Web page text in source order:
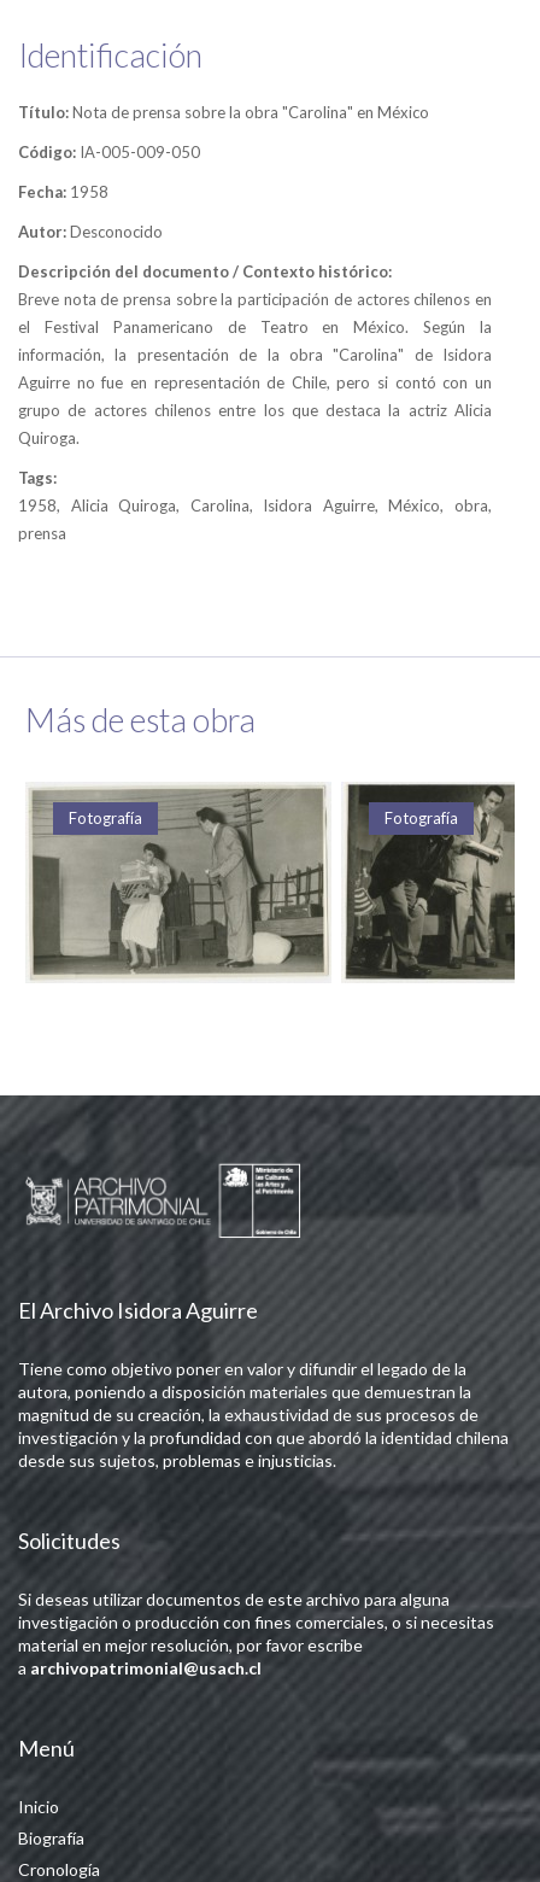
Identificación
Título:Nota de prensa sobre la obra "Carolina" en México
Código: IA-005-009-050
Fecha: 1958
Autor:Desconocido
Descripción del documento / Contexto histórico:
Breve nota de prensa sobre la participación de actores chilenos en
el Festival Panamericano de Teatro en México. Según la
información, la presentación de la obra "Carolina" de Isidora
Aguirre no fue en representación de Chile, pero si contó con un
grupo de actores chilenos entre los que destaca la actriz Alicia
Quiroga.
Tags:
1958, Alicia Quiroga, Carolina, Isidora Aguirre, México, obra,
prensa
Más de esta obra
Fotografía Fotografía
El Archivo Isidora Aguirre
Tiene como objetivo poner en valor y difundir el legado de la
autora, poniendo a disposición materiales que demuestran la
magnitud de su creación, la exhaustividad de sus procesos de
investigación y la profundidad con que abordó la identidad chilena
desde sus sujetos, problemas e injusticias.
Solicitudes
Si deseas utilizar documentos de este archivo para alguna
investigación o producción con fines comerciales, o si necesitas
material en mejor resolución, por favor escribe
a archivopatrimonial@usach.cl
Menú
Inicio
Biografía
Cronología